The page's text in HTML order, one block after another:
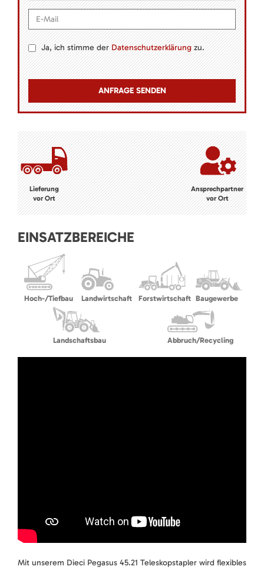
Ja, ich stimme derDatenschutzerklärungzu.
Lieferung
vor Ort
Ansprechpartner
vor Ort
EINSATZBEREICHE
Hoch-/Tiefbau Landwirtschaft Forstwirtschaft Baugewerbe
Landschaftsbau Abbruch/Recycling
Mit unserem Dieci Pegasus 45.21 Teleskopstapler wird flexibles